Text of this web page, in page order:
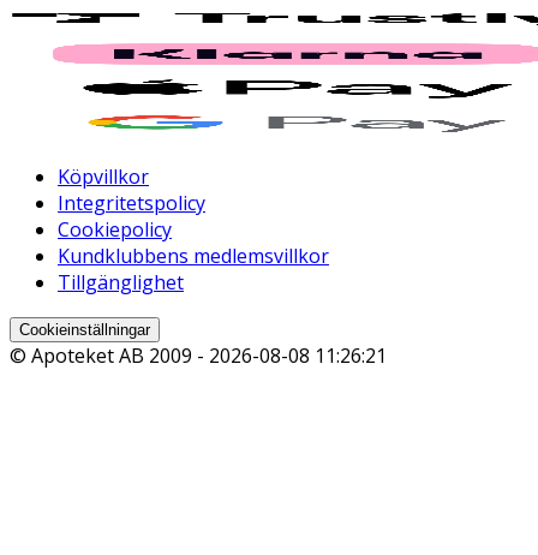
Köpvillkor
Integritetspolicy
Cookiepolicy
Kundklubbens medlemsvillkor
Tillgänglighet
Cookieinställningar
© Apoteket AB 2009 - 2026-08-08 11:26:21